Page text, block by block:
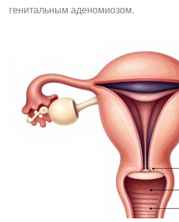
генитальным аденомиозом.